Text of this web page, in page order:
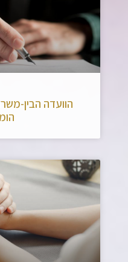
הוועדה הבין-